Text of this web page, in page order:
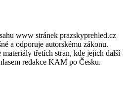
www stránek prazskyprehled.cz
a odporuje autorskému zákonu.
třetích stran, kde jejich další
redakce KAM po Česku.